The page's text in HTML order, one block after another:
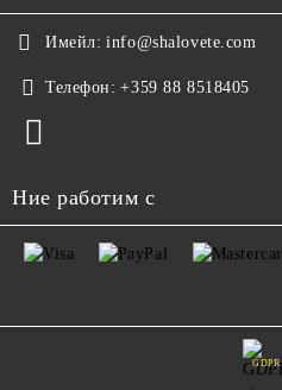
Имейл: info@shalovete.com
Телефон: +359 88 8518405
Ние работим с
GDPR